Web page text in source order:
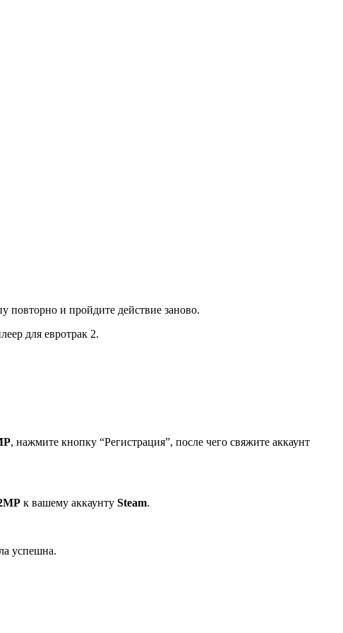
повторно и пройдите действие заново.
для евротрак 2.
, нажмите кнопку “Регистрация”, после чего свяжите аккаунт
к вашему аккаунту Steam.
успешна.